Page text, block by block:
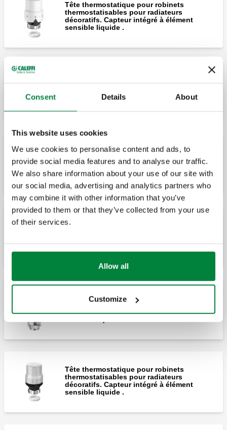
Consent Details About
This website uses cookies
We use cookies to personalise content and ads, to
provide social media features and to analyse our traffic.
We also share information about your use of our site with
our social media, advertising and analytics partners who
may combine it with other information that you’ve
provided to them or that they’ve collected from your use
of their services.
Allow all
Customize
Tête thermostatique pour robinets
thermostatisables pour radiateurs
décoratifs. Capteur intégré à élément
sensible liquide .
thermostatisables pour radiateurs
décoratifs. Capteur intégré à élément
sensible liquide .
Protection anti-effraction et antivol pour
installation dans les lieux publics.
Tête thermostatique pour robinets
thermostatisables pour radiateurs
décoratifs. Capteur intégré à élément
Tête thermostatique pour robinets
thermostatisables pour radiateurs
décoratifs. Capteur intégré à élément
sensible liquide .